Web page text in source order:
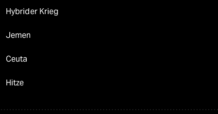
Hybrider Krieg
Jemen
Ceuta
Hitze